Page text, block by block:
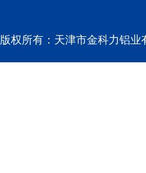
版权所有：天津市金科力铝